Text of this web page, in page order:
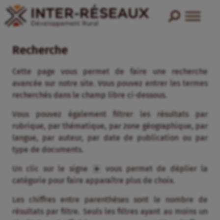
Recherche
Cette page vous permet de faire une recherche
avancée sur notre site. Vous pouvez entrer les termes
recherchés dans le champ libre ci-dessous.
Vous pouvez également filtrer les résultats par
rubrique, par thématique, par zone géographique, par
langue, par auteur, par date de publication ou par
type de documents.
Un clic sur le signe
vous permet de déplier la
catégorie pour faire apparaître plus de choix.
Les chiffres entre parenthèses sont le nombre de
résultats par filtre. Seuls les filtres ayant au moins un